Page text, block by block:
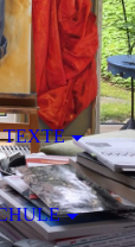
TEXTE